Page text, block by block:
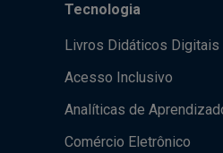
Tecnologia
Livros Didáticos Digitais
Acesso Inclusivo
Analíticas de
Comércio Eletrônico